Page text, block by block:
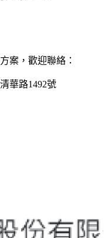
案，歡迎聯絡：
華路1492號